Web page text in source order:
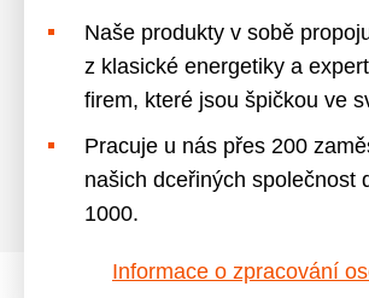
Naše produkty v sobě
z klasické energetiky a
firem, které jsou špičkou ve
Pracuje u nás přes 200
našich dceřiných společnost
1000.
Informace o zpracování